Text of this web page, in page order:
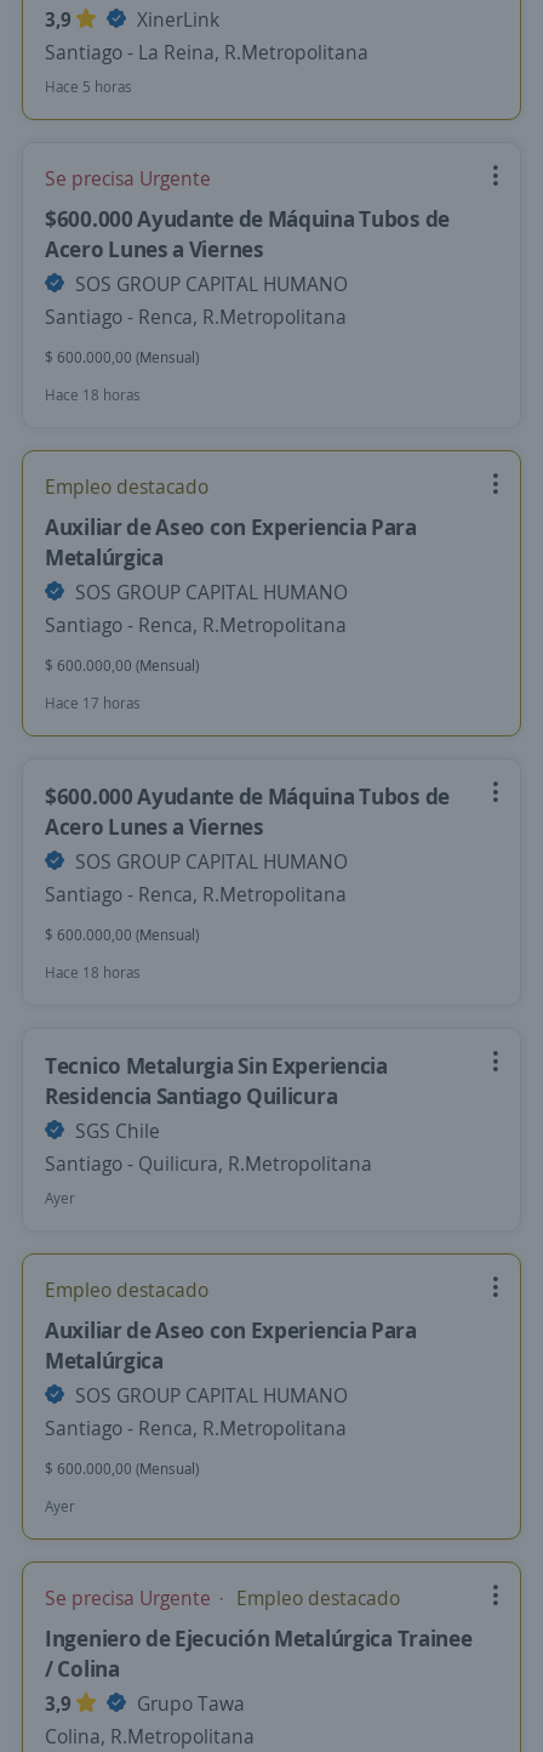
3,9
XinerLink
Santiago - La Reina, R.Metropolitana
Hace 5 horas
Se precisa Urgente
$600.000 Ayudante de Máquina Tubos de
Acero Lunes a Viernes
SOS GROUP CAPITAL HUMANO
Santiago - Renca, R.Metropolitana
$ 600.000,00 (Mensual)
Hace 18 horas
Empleo destacado
Auxiliar de Aseo con Experiencia Para
Metalúrgica
SOS GROUP CAPITAL HUMANO
Santiago - Renca, R.Metropolitana
$ 600.000,00 (Mensual)
Hace 17 horas
$600.000 Ayudante de Máquina Tubos de
Acero Lunes a Viernes
SOS GROUP CAPITAL HUMANO
Santiago - Renca, R.Metropolitana
$ 600.000,00 (Mensual)
Hace 18 horas
Tecnico Metalurgia Sin Experiencia
Residencia Santiago Quilicura
SGS Chile
Santiago - Quilicura, R.Metropolitana
Ayer
Empleo destacado
Auxiliar de Aseo con Experiencia Para
Metalúrgica
SOS GROUP CAPITAL HUMANO
Santiago - Renca, R.Metropolitana
$ 600.000,00 (Mensual)
Ayer
Se precisa Urgente Empleo destacado
Ingeniero de Ejecución Metalúrgica Trainee
/ Colina
3,9
Grupo Tawa
Colina, R.Metropolitana